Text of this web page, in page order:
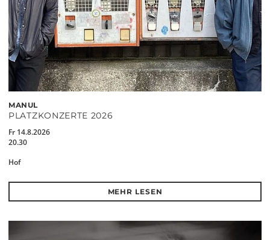
MANUL
PLATZKONZERTE 2026
Fr 14.8.2026
20.30
Hof
MEHR LESEN